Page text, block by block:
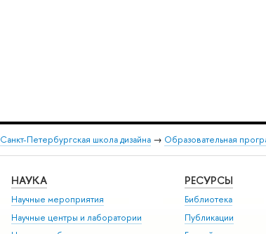
Санкт-Петербургская школа дизайна→ Образовательная
НАУКА
Научные мероприятия
Научные центры и лаборатории
РЕСУРСЫ
Библиотека
Публикации